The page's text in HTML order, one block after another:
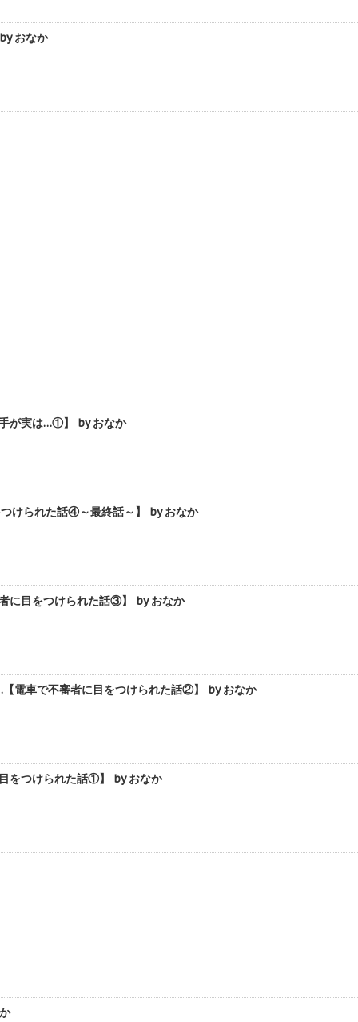
おなか
が実は…①】 by おなか
けられた話④～最終話～】 by おなか
に目をつけられた話③】 by おなか
電車で不審者に目をつけられた話②】 by おなか
をつけられた話①】 by おなか